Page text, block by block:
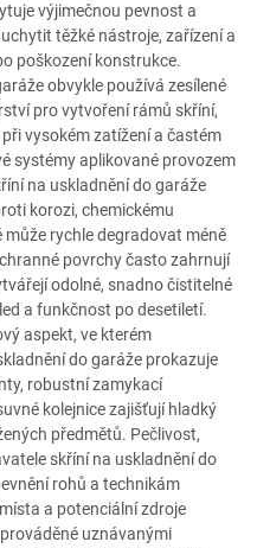
výjimečnou pevnost a
těžké nástroje, zařízení a
poškození konstrukce.
obvykle používá zesílené
pro vytvoření rámů skříní,
vysokém zatížení a častém
systémy aplikované provozem
na uskladnění do garáže
korozi, chemickému
rychle degradovat méně
povrchy často zahrnují
odolné, snadno čistitelné
a funkčnost po desetiletí.
aspekt, ve kterém
do garáže prokazuje
robustní zamykací
kolejnice zajišťují hladký
předmětů. Pečlivost,
skříní na uskladnění do
rohů a technikám
a potenciální zdroje
uznávanými